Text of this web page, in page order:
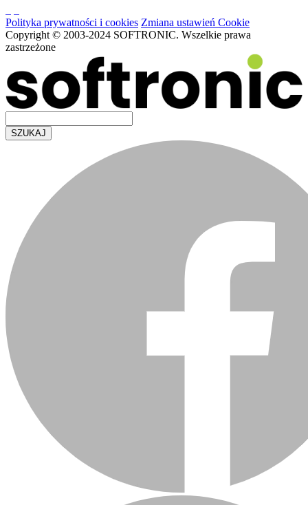
Polityka prywatności i cookies Zmiana ustawień Cookie
Copyright © 2003-2024 SOFTRONIC. Wszelkie prawa
zastrzeżone